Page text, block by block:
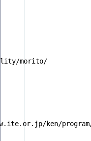
morito/
www.ite.or.jp/ken/